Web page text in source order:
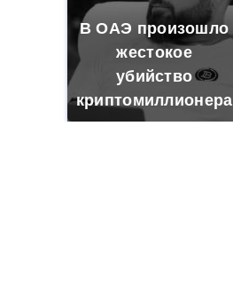
В ОАЭ произошло
жестокое
убийство
криптомиллионера